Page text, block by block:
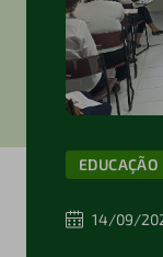
14/09/